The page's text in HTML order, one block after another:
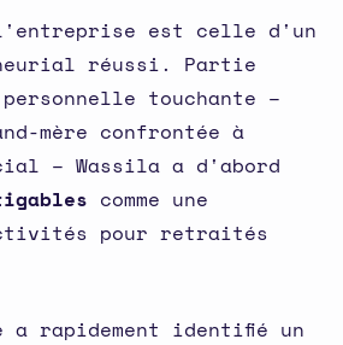
est celle d'un
réussi. Partie
touchante –
mère confrontée à
– Wassila a d'abord
comme une
pour retraités
a rapidement identifié un